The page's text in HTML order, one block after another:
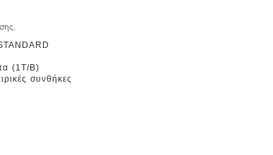
(1T/B)
συνθήκες